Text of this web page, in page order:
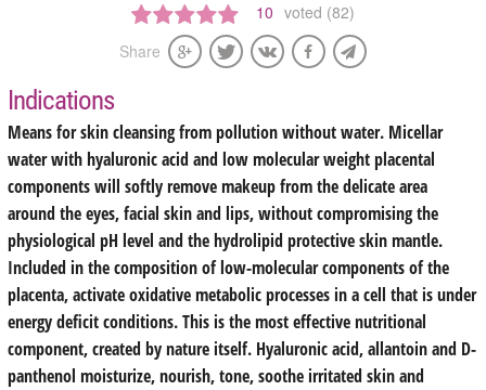
10 voted (82)
Share
Indications
Means for skin cleansing from pollution without water. Micellar
water with hyaluronic acid and low molecular weight placental
components will softly remove makeup from the delicate area
around the eyes, facial skin and lips, without compromising the
physiological pH level and the hydrolipid protective skin mantle.
Included in the composition of low-molecular components of the
placenta, activate oxidative metabolic processes in a cell that is under
energy deficit conditions. This is the most effective nutritional
component, created by nature itself. Hyaluronic acid, allantoin and D-
panthenol moisturize, nourish, tone, soothe irritated skin and